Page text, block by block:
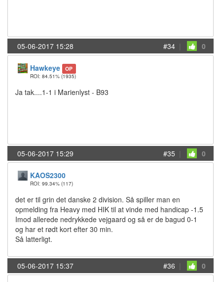
05-06-2017 15:28 #34 | 0
Hawkeye OP
ROI: 84.51% (1935)
Ja tak....1-1 i Marienlyst - B93
05-06-2017 15:29 #35 | 0
KAOS2300
ROI: 99.34% (117)
det er til grin det danske 2 division. Så spiller man en
opmelding fra Heavy med HIK til at vinde med handicap -1.5
Imod allerede nedrykkede vejgaard og så er de bagud 0-1
og har et rødt kort efter 30 min.
Så latterligt.
05-06-2017 15:37 #36 | 0